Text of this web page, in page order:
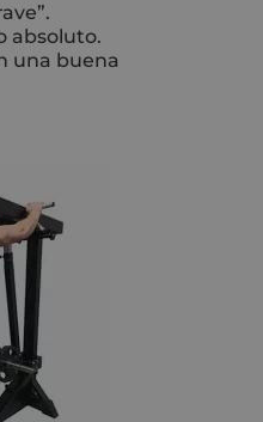
absoluto.
una buena